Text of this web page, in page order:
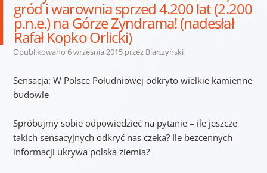
gród i warownia sprzed 4.200 lat (2.200
p.n.e.) na Górze Zyndrama! (nadesłał
Rafał Kopko Orlicki)
Opublikowano 6 września 2015przez Białczyński
Sensacja: W Polsce Południowej odkryto wielkie kamienne
budowle
Spróbujmy sobie odpowiedzieć na pytanie – ile jeszcze
takich sensacyjnych odkryć nas czeka? Ile bezcennych
informacji ukrywa polska ziemia?